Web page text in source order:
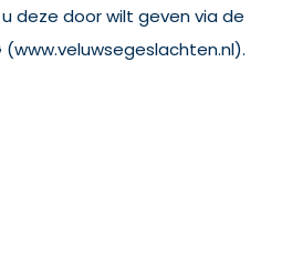
deze door wilt geven via de